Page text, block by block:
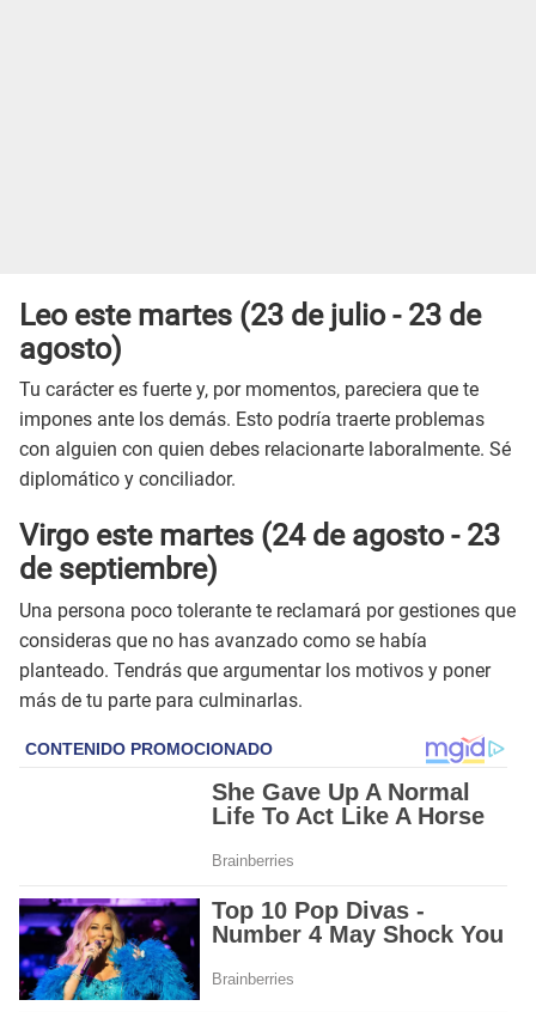
Leo este martes (23 de julio - 23 de
agosto)
Tu carácter es fuerte y, por momentos, pareciera que te
impones ante los demás. Esto podría traerte problemas
con alguien con quien debes relacionarte laboralmente. Sé
diplomático y conciliador.
Virgo este martes (24 de agosto - 23
de septiembre)
Una persona poco tolerante te reclamará por gestiones que
consideras que no has avanzado como se había
planteado. Tendrás que argumentar los motivos y poner
más de tu parte para culminarlas.